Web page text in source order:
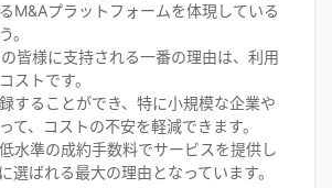
M&Aプラットフォームを体現している
。
皆様に支持される一番の理由は、利用
ストです。
することができ、特に小規模な企業や
て、コストの不安を軽減できます。
水準の成約手数料でサービスを提供し
選ばれる最大の理由となっています。